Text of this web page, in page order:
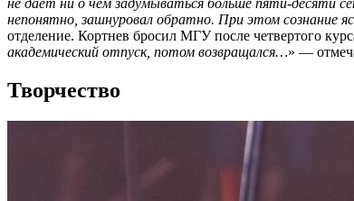
непонятно, зашнуровал обратно. При этом сознание
отделение. Кортнев бросил МГУ после четвертого
академический отпуск, потом возвращался…» —
Творчество